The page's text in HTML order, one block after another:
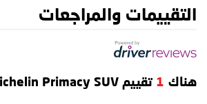
التقييمات والمراجعات
هناك 1 تقييم Michelin Primacy SUV